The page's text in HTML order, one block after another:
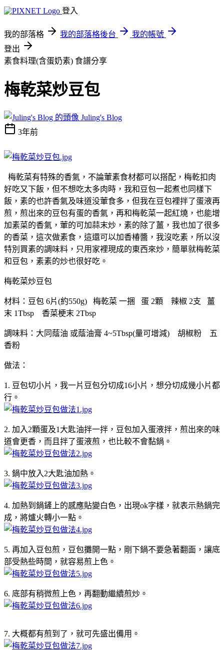
登入
我的部落格 我的部落格後台
我的帳號
登出
素食料理(含蛋奶素) 食譜分享
梅乾菜炒豆包
Juling's Blog
3年前
梅乾菜有特殊的香氣，不論葷素食材都可以搭配，梅乾扣肉
好吃又下飯，但不想吃太多肉時，我和豆包一起煮也同樣下
飯，素的也許香氣及味道没葷食多，但我在豆包裡拌了蛋液再
煎，煎出來的豆包有蛋的香氣，再和梅乾菜一起紅燒，也能增
加素菜的香氣，葷的可加蒜末炒，素的除了薑，我也加了很多
的香菜，這次做素食，這還可以加香椿醬，我沒吃素，所以沒
特別買素的調味料，只用家裡現成的東西來炒，簡單就梅乾菜
和豆包，素素的炒也很好吃。
梅乾菜炒豆包
材料：豆包 6片(約550g) 梅乾菜 一捆 蛋 2顆 辣椒 2支 薑
末 1Tbsp 香菜梗末 2Tbsp
調味料：大同蔭油 或蔭油膏 4~5Tbsp(量可增減) 胡椒粉 五
香粉
做法：
1. 豆包切小片，我一片豆包分切成16小片，想分切成幾小片都
行。
2. 加入2顆蛋及1大匙油拌一拌，豆包加入蛋液拌，煎出來的味
道會更香，而且拌了蛋液煎，也比較不會黏鍋。
3. 鍋中放入2大匙油加熱。
4. 加熱到鍋鏟上的感應貼變白色，出現ok字樣，就表示熱鍋完
成，將爐火轉小一點。
5. 再加入豆包煎，豆包攤開一點，剛下鍋不要急著翻面，讓底
部受熱些時間，就容易煎上色。
6. 底部有稍微煎上色，再翻動繼續煎炒。
7. 大概都有煎到了，就可先盛出備用。